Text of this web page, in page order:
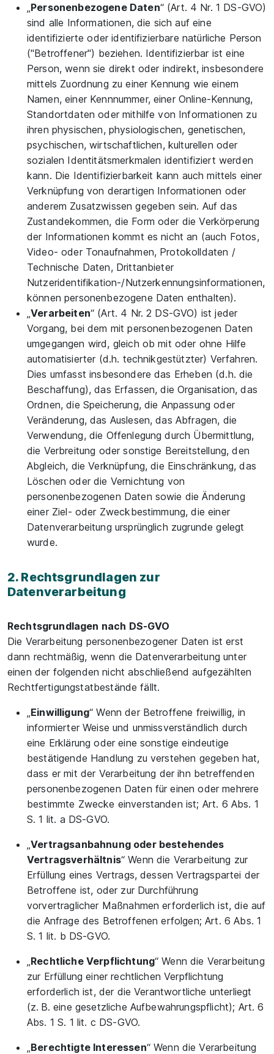
„Personenbezogene Daten“ (Art. 4 Nr. 1 DS-GVO)
sind alle Informationen, die sich auf eine
identifizierte oder identifizierbare natürliche Person
("Betroffener") beziehen. Identifizierbar ist eine
Person, wenn sie direkt oder indirekt, insbesondere
mittels Zuordnung zu einer Kennung wie einem
Namen, einer Kennnummer, einer Online-Kennung,
Standortdaten oder mithilfe von Informationen zu
ihren physischen, physiologischen, genetischen,
psychischen, wirtschaftlichen, kulturellen oder
sozialen Identitätsmerkmalen identifiziert werden
kann. Die Identifizierbarkeit kann auch mittels einer
Verknüpfung von derartigen Informationen oder
anderem Zusatzwissen gegeben sein. Auf das
Zustandekommen, die Form oder die Verkörperung
der Informationen kommt es nicht an (auch Fotos,
Video- oder Tonaufnahmen, Protokolldaten /
Technische Daten, Drittanbieter
Nutzeridentifikation-/Nutzerkennungsinformationen,
können personenbezogene Daten enthalten).
„Verarbeiten“ (Art. 4 Nr. 2 DS-GVO) ist jeder
Vorgang, bei dem mit personenbezogenen Daten
umgegangen wird, gleich ob mit oder ohne Hilfe
automatisierter (d.h. technikgestützter) Verfahren.
Dies umfasst insbesondere das Erheben (d.h. die
Beschaffung), das Erfassen, die Organisation, das
Ordnen, die Speicherung, die Anpassung oder
Veränderung, das Auslesen, das Abfragen, die
Verwendung, die Offenlegung durch Übermittlung,
die Verbreitung oder sonstige Bereitstellung, den
Abgleich, die Verknüpfung, die Einschränkung, das
Löschen oder die Vernichtung von
personenbezogenen Daten sowie die Änderung
einer Ziel- oder Zweckbestimmung, die einer
Datenverarbeitung ursprünglich zugrunde gelegt
wurde.
2. Rechtsgrundlagen zur
Datenverarbeitung
Rechtsgrundlagen nach DS-GVO
Die Verarbeitung personenbezogener Daten ist erst
dann rechtmäßig, wenn die Datenverarbeitung unter
einen der folgenden nicht abschließend aufgezählten
Rechtfertigungstatbestände fällt.
„Einwilligung“ Wenn der Betroffene freiwillig, in
informierter Weise und unmissverständlich durch
eine Erklärung oder eine sonstige eindeutige
bestätigende Handlung zu verstehen gegeben hat,
dass er mit der Verarbeitung der ihn betreffenden
personenbezogenen Daten für einen oder mehrere
bestimmte Zwecke einverstanden ist; Art. 6 Abs. 1
S. 1 lit. a DS-GVO.
„Vertragsanbahnung oder bestehendes
Vertragsverhältnis“ Wenn die Verarbeitung zur
Erfüllung eines Vertrags, dessen Vertragspartei der
Betroffene ist, oder zur Durchführung
vorvertraglicher Maßnahmen erforderlich ist, die auf
die Anfrage des Betroffenen erfolgen; Art. 6 Abs. 1
S. 1 lit. b DS-GVO.
„Rechtliche Verpflichtung“ Wenn die Verarbeitung
zur Erfüllung einer rechtlichen Verpflichtung
erforderlich ist, der die Verantwortliche unterliegt
(z. B. eine gesetzliche Aufbewahrungspflicht); Art. 6
Abs. 1 S. 1 lit. c DS-GVO.
„Berechtigte Interessen“ Wenn die Verarbeitung